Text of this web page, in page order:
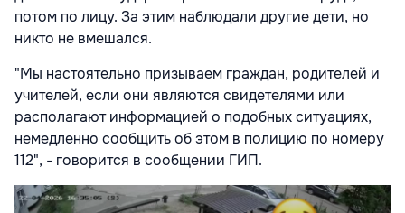
потом по лицу. За этим наблюдали другие дети, но
никто не вмешался.
"Мы настоятельно призываем граждан, родителей и
учителей, если они являются свидетелями или
располагают информацией о подобных ситуациях,
немедленно сообщить об этом в полицию по номеру
112", - говорится в сообщении ГИП.